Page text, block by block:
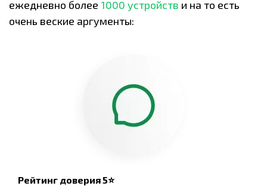
ежедневно более 1000 устройств и на то есть
очень веские аргументы:
Рейтинг доверия 5⭐